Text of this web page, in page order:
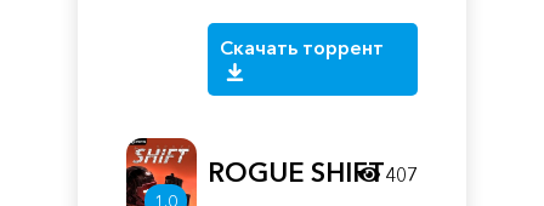
Скачать торрент
1.0
ROGUE SHIFT407